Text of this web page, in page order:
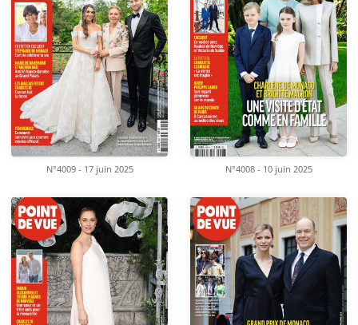
N°4009 - 17 juin 2025 N°4008 - 10 juin 2025